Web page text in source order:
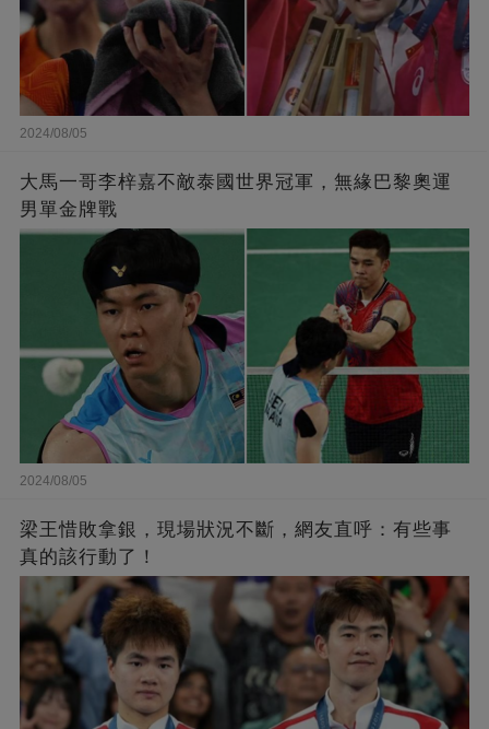
2024/08/05
大馬一哥李梓嘉不敵泰國世界冠軍，無緣巴黎奧運
男單金牌戰
2024/08/05
梁王惜敗拿銀，現場狀況不斷，網友直呼：有些事
真的該行動了！